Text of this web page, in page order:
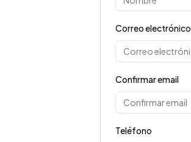
Correo electrónico
Confirmar email
Teléfono